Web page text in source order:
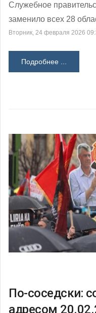
Служебное
заменило всех 28
Вторник, 24 февраля 2026
Подробнее ...
По-соседски:
адресом